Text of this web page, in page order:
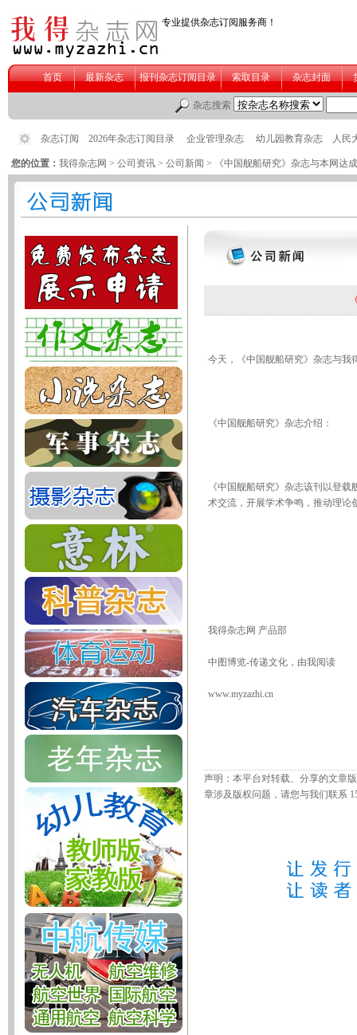
您的位置： 我得杂志网 > 公司资讯 > 公司新闻 > 《中国舰船研究》杂志与本网达
今天，《中国舰船研究》杂志与我
《中国舰船研究》杂志介绍：
《中国舰船研究》杂志该刊以登
术交流，开展学术争鸣，推动理论
我得杂志网 产品部
中图博览-传递文化，由我阅读
www.myzazhi.cn
声明：本平台对转载、分享的文章
章涉及版权问题，请您与我们联系